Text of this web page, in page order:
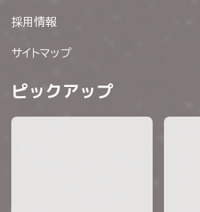
採用情報
サイトマップ
ピックアップ